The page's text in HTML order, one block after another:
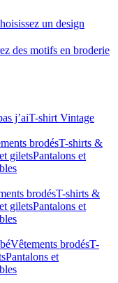
un design
des motifs en broderie
j’aiT-shirt Vintage
brodésT-shirts &
giletsPantalons et
brodésT-shirts &
giletsPantalons et
Vêtements brodésT-
Pantalons et